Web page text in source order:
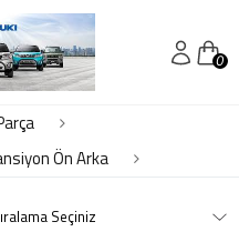
0
Ön Arka